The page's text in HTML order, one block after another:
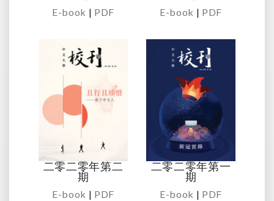
E-book | PDF E-book | PDF
二零二零年第二
期
E-book | PDF
二零二零年第一
期
E-book | PDF